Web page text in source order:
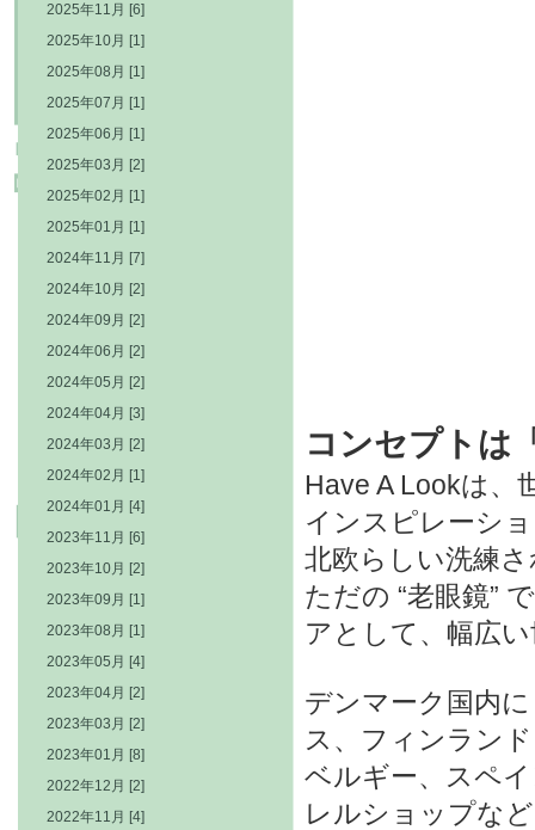
コンセプトは
Have A Lookは
インスピレーシ
北欧らしい洗練
ただの “老眼鏡”
アとして、幅広
デンマーク国内
ス、フィンラン
ベルギー、スペ
レルショップな
2025年11月 [6]
2025年10月 [1]
2025年08月 [1]
2025年07月 [1]
2025年06月 [1]
2025年03月 [2]
2025年02月 [1]
2025年01月 [1]
2024年11月 [7]
2024年10月 [2]
2024年09月 [2]
2024年06月 [2]
2024年05月 [2]
2024年04月 [3]
2024年03月 [2]
2024年02月 [1]
2024年01月 [4]
2023年11月 [6]
2023年10月 [2]
2023年09月 [1]
2023年08月 [1]
2023年05月 [4]
2023年04月 [2]
2023年03月 [2]
2023年01月 [8]
2022年12月 [2]
2022年11月 [4]